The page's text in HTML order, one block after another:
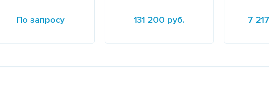
По запросу 131 200 руб. 7